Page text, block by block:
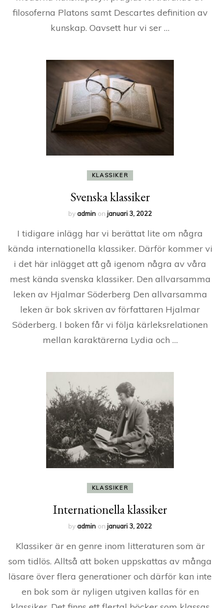
filosoferna Platons samt Descartes definition av
kunskap. Oavsett hur vi ser …
KLASSIKER
Svenska klassiker
byadmin on januari 3, 2022
I tidigare inlägg har vi berättat lite om några
kända internationella klassiker. Därför kommer vi
i det här inlägget att gå igenom några av våra
mest kända svenska klassiker. Den allvarsamma
leken av Hjalmar Söderberg Den allvarsamma
leken är bok skriven av författaren Hjalmar
Söderberg. I boken får vi följa kärleksrelationen
mellan karaktärerna Lydia och …
KLASSIKER
Internationella klassiker
byadmin on januari 3, 2022
Klassiker är en genre inom litteraturen som är
som tidlös. Alltså att boken uppskattas av många
läsare över flera generationer och därför kan inte
en bok som är nyligen utgiven kallas för en